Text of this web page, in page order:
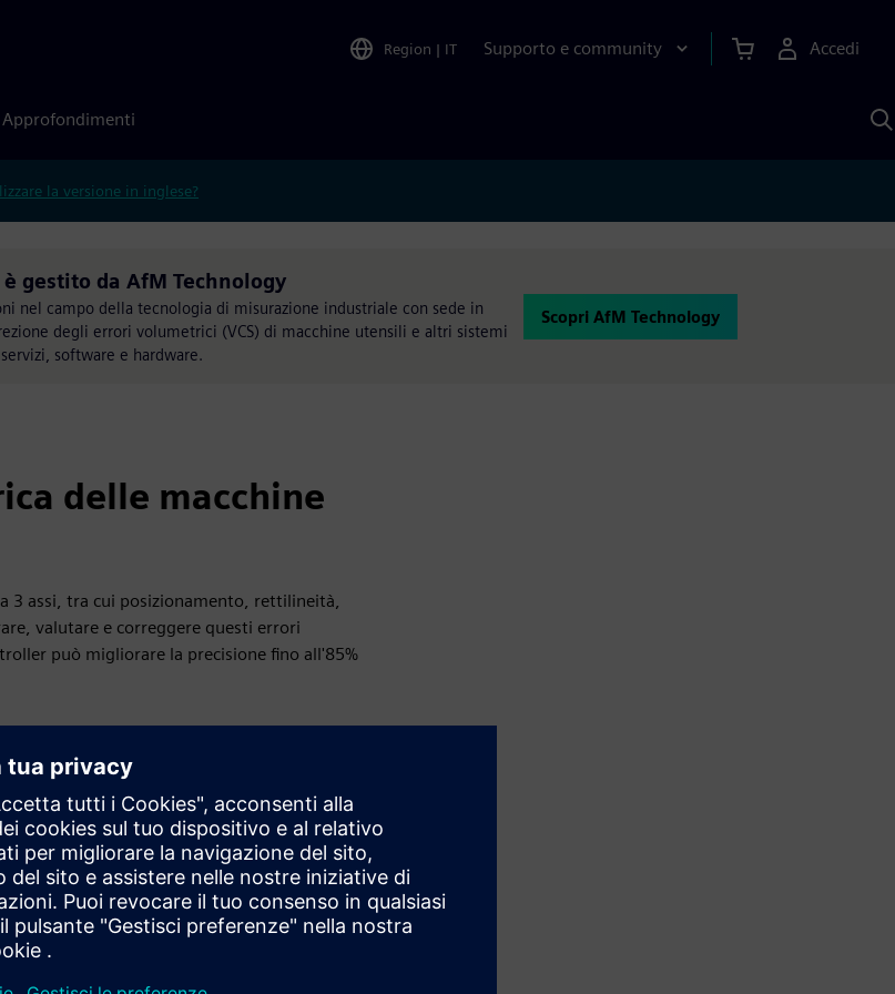
Region | IT Supporto e community Accedi
Approfondimenti
la versione in inglese?
gestito da AfM Technology
nel campo della tecnologia di misurazione industriale con sede in
degli errori volumetrici (VCS) di macchine utensili e altri sistemi
software e hardware.
Scopri AfM Technology
delle macchine
3 assi, tra cui posizionamento, rettilineità,
valutare e correggere questi errori
può migliorare la precisione fino all'85%